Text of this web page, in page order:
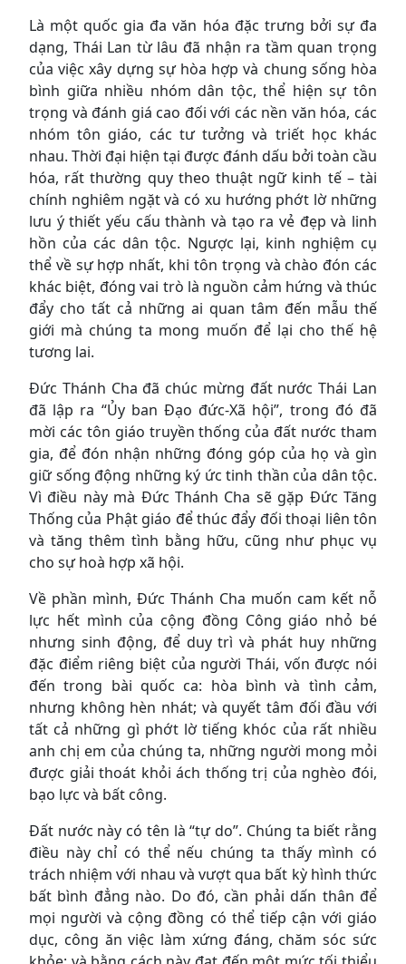
Là một quốc gia đa văn hóa đặc trưng bởi sự đa
dạng, Thái Lan từ lâu đã nhận ra tầm quan trọng
của việc xây dựng sự hòa hợp và chung sống hòa
bình giữa nhiều nhóm dân tộc, thể hiện sự tôn
trọng và đánh giá cao đối với các nền văn hóa, các
nhóm tôn giáo, các tư tưởng và triết học khác
nhau. Thời đại hiện tại được đánh dấu bởi toàn cầu
hóa, rất thường quy theo thuật ngữ kinh tế – tài
chính nghiêm ngặt và có xu hướng phớt lờ những
lưu ý thiết yếu cấu thành và tạo ra vẻ đẹp và linh
hồn của các dân tộc. Ngược lại, kinh nghiệm cụ
thể về sự hợp nhất, khi tôn trọng và chào đón các
khác biệt, đóng vai trò là nguồn cảm hứng và thúc
đẩy cho tất cả những ai quan tâm đến mẫu thế
giới mà chúng ta mong muốn để lại cho thế hệ
tương lai.
Đức Thánh Cha đã chúc mừng đất nước Thái Lan
đã lập ra “Ủy ban Đạo đức-Xã hội”, trong đó đã
mời các tôn giáo truyền thống của đất nước tham
gia, để đón nhận những đóng góp của họ và gìn
giữ sống động những ký ức tinh thần của dân tộc.
Vì điều này mà Đức Thánh Cha sẽ gặp Đức Tăng
Thống của Phật giáo để thúc đẩy đối thoại liên tôn
và tăng thêm tình bằng hữu, cũng như phục vụ
cho sự hoà hợp xã hội.
Về phần mình, Đức Thánh Cha muốn cam kết nỗ
lực hết mình của cộng đồng Công giáo nhỏ bé
nhưng sinh động, để duy trì và phát huy những
đặc điểm riêng biệt của người Thái, vốn được nói
đến trong bài quốc ca: hòa bình và tình cảm,
nhưng không hèn nhát; và quyết tâm đối đầu với
tất cả những gì phớt lờ tiếng khóc của rất nhiều
anh chị em của chúng ta, những người mong mỏi
được giải thoát khỏi ách thống trị của nghèo đói,
bạo lực và bất công.
Đất nước này có tên là “tự do”. Chúng ta biết rằng
điều này chỉ có thể nếu chúng ta thấy mình có
trách nhiệm với nhau và vượt qua bất kỳ hình thức
bất bình đẳng nào. Do đó, cần phải dấn thân để
mọi người và cộng đồng có thể tiếp cận với giáo
dục, công ăn việc làm xứng đáng, chăm sóc sức